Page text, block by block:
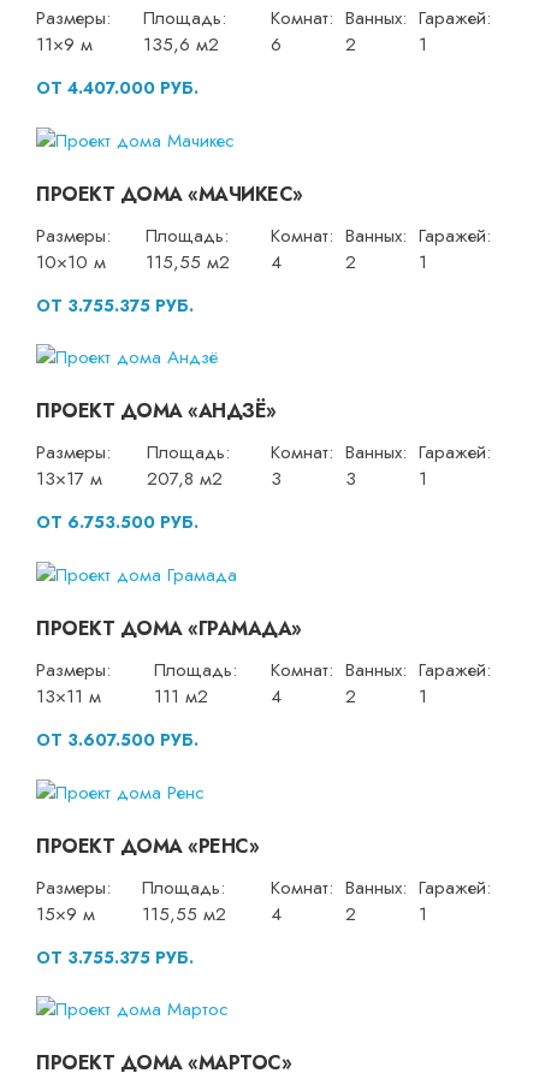
Размеры:
11×9 м
Площадь:
135,6 м2
Комнат:
6
Ванных:
2
Гаражей:
1
ОТ 4.407.000 РУБ.
ПРОЕКТ ДОМА «МАЧИКЕС»
Размеры:
10×10 м
Площадь:
115,55 м2
Комнат:
4
Ванных:
2
Гаражей:
1
ОТ 3.755.375 РУБ.
ПРОЕКТ ДОМА «АНДЗЁ»
Размеры:
13×17 м
Площадь:
207,8 м2
Комнат:
3
Ванных:
3
Гаражей:
1
ОТ 6.753.500 РУБ.
ПРОЕКТ ДОМА «ГРАМАДА»
Размеры:
13×11 м
Площадь:
111 м2
Комнат:
4
Ванных:
2
Гаражей:
1
ОТ 3.607.500 РУБ.
ПРОЕКТ ДОМА «РЕНС»
Размеры:
15×9 м
Площадь:
115,55 м2
Комнат:
4
Ванных:
2
Гаражей:
1
ОТ 3.755.375 РУБ.
ПРОЕКТ ДОМА «МАРТОС»